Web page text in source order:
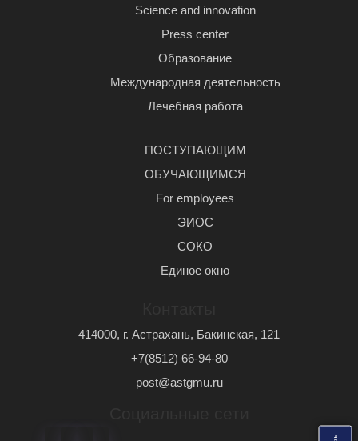
Science and innovation
Press center
Образование
Международная деятельность
Лечебная работа
ПОСТУПАЮЩИМ
ОБУЧАЮЩИМСЯ
For employees
ЭИОС
СОКО
Единое окно
414000, г. Астрахань, Бакинская, 121
+7(8512) 66-94-80
post@astgmu.ru